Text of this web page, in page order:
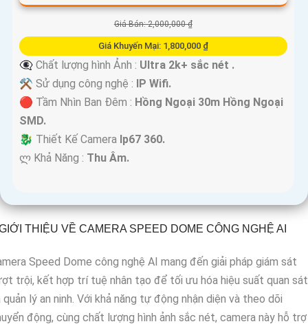
Giá Bán: 2,000,000 ₫
Giá Khuyến Mại: 1,800,000 ₫
👁️‍🗨 Chất lượng hình Ảnh : Ultra 2k+ sắc nét .
⚒ Sử dụng công nghệ :
IP Wifi.
🔴 Tầm Nhìn Ban Đêm : Hồng Ngoại 30m Hồng Ngoại
SMD.
🐉️ Thiết Kế Camera Ip67 360.
️ლ Khả Năng : Thu Âm.
THIỆU VỀ CAMERA SPEED DOME CÔNG NGHỆ AI
Speed Dome công nghệ AI mang đến giải pháp giám sát
trội, kết hợp trí tuệ nhân tạo để tối ưu hóa hiệu suất quan sát
quản lý an ninh. Với khả năng tự động nhận diện và theo dõi
động, cùng chất lượng hình ảnh sắc nét, camera này hỗ trợ